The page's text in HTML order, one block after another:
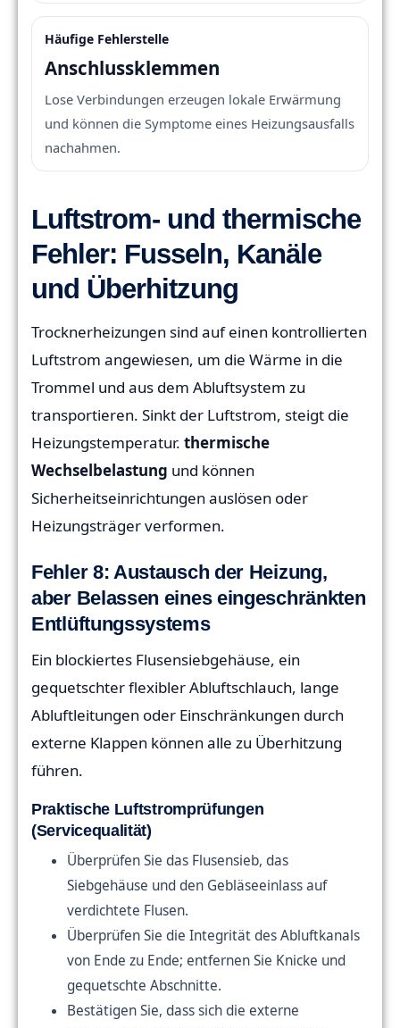
Häufige Fehlerstelle
Anschlussklemmen
Lose Verbindungen erzeugen lokale Erwärmung
und können die Symptome eines Heizungsausfalls
nachahmen.
Luftstrom- und thermische
Fehler: Fusseln, Kanäle
und Überhitzung
Trocknerheizungen sind auf einen kontrollierten
Luftstrom angewiesen, um die Wärme in die
Trommel und aus dem Abluftsystem zu
transportieren. Sinkt der Luftstrom, steigt die
Heizungstemperatur. thermische
Wechselbelastung und können
Sicherheitseinrichtungen auslösen oder
Heizungsträger verformen.
Fehler 8: Austausch der Heizung,
aber Belassen eines eingeschränkten
Entlüftungssystems
Ein blockiertes Flusensiebgehäuse, ein
gequetschter flexibler Abluftschlauch, lange
Abluftleitungen oder Einschränkungen durch
externe Klappen können alle zu Überhitzung
führen.
Praktische Luftstromprüfungen
(Servicequalität)
Überprüfen Sie das Flusensieb, das
Siebgehäuse und den Gebläseeinlass auf
verdichtete Flusen.
Überprüfen Sie die Integrität des Abluftkanals
von Ende zu Ende; entfernen Sie Knicke und
gequetschte Abschnitte.
Bestätigen Sie, dass sich die externe